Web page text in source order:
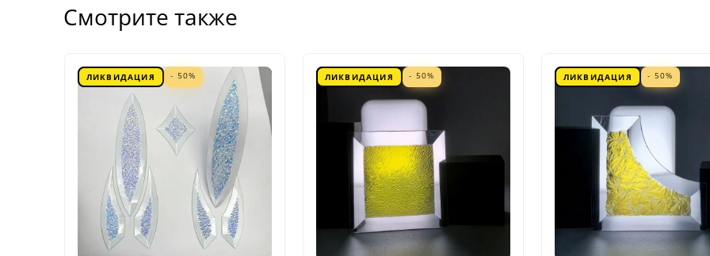
Смотрите также
ЛИКВИДАЦИЯ - 50% ЛИКВИДАЦИЯ - 50% ЛИКВИДАЦИЯ - 50%